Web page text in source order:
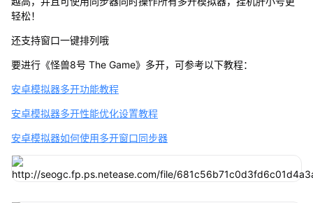
轻松！
还支持窗口一键排列哦
要进行《怪兽8号 The Game》多开，可参考以下教程：
安卓模拟器多开功能教程
安卓模拟器多开性能优化设置教程
安卓模拟器如何使用多开窗口同步器